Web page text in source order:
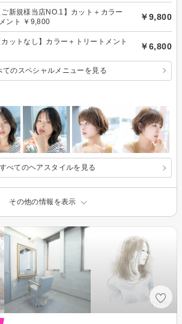
新規様当店NO.1】カット＋カラー
ント ￥9,800
￥9,800
ットなし】カラー＋トリートメント
￥6,800
てのスペシャルメニューを見る
すべてのヘアスタイルを見る
その他の情報を表示